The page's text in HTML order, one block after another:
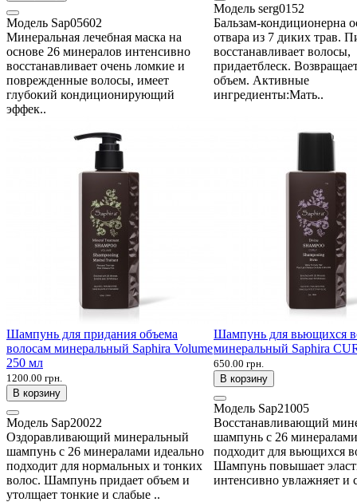
Модель Sap05602
Минеральная лечебная маска на
основе 26 минералов интенсивно
восстанавливает очень ломкие и
поврежденные волосы, имеет
глубокий кондиционирующий
эффек..
Модель serg0152
Бальзам-кондиционерна
отвара из 7 диких трав.
восстанавливает волосы,
придаетблеск.
объем. Активные
ингредиенты:Мать..
Шампунь для придания объема
волосам минеральный Saphira Volume
250 мл
1200.00 грн.
В корзину
Модель Sap20022
Оздоравливающий минеральный
шампунь с 26 минералами идеально
подходит для нормальных и тонких
волос. Шампунь придает объем и
утолщает тонкие и слабые ..
Шампунь для вьющихся
минеральный Saphira
650.00 грн.
В корзину
Модель Sap21005
Восстанавливающий
шампунь с 26
подходит для вьющихся
Шампунь повышает
интенсивно увлажняет и